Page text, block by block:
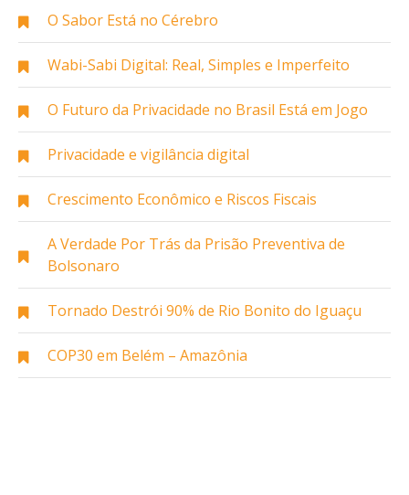
O Sabor Está no Cérebro
Wabi-Sabi Digital: Real, Simples e Imperfeito
O Futuro da Privacidade no Brasil Está em Jogo
Privacidade e vigilância digital
Crescimento Econômico e Riscos Fiscais
A Verdade Por Trás da Prisão Preventiva de
Bolsonaro
Tornado Destrói 90% de Rio Bonito do Iguaçu
COP30 em Belém – Amazônia